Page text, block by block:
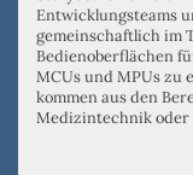
Entwicklungsteams
gemeinschaftlich im
Bedienoberflächen
MCUs und MPUs zu
kommen aus den
Medizintechnik oder